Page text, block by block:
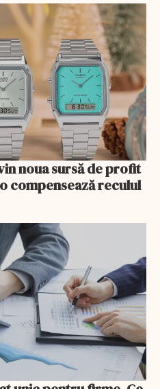
noua sursă de profit
compensează reculul